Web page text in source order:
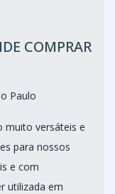
COMPRAR
Paulo
muito versáteis e
para nossos
e com
utilizada em